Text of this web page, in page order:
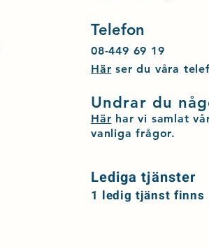
Telefon
08-449 69 19
Här ser du våra
Undrar du
Här har vi samlat
vanliga frågor.
Lediga tjänster
1 ledig tjänst finns